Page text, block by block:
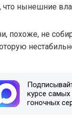
что нынешние
похоже, не
курсе
гоночных